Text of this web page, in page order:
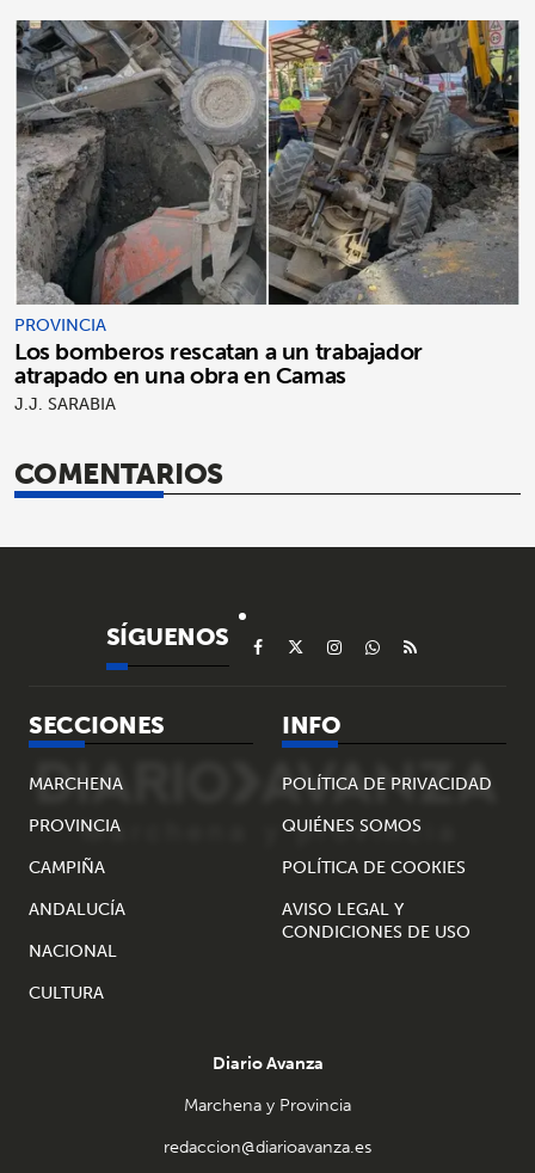
PROVINCIA
Los bomberos rescatan a un trabajador
atrapado en una obra en Camas
J.J. SARABIA
COMENTARIOS
SÍGUENOS
SECCIONES
MARCHENA
PROVINCIA
CAMPIÑA
ANDALUCÍA
NACIONAL
CULTURA
INFO
POLÍTICA DE PRIVACIDAD
QUIÉNES SOMOS
POLÍTICA DE COOKIES
AVISO LEGAL Y
CONDICIONES DE USO
Diario Avanza
Marchena y Provincia
redaccion@diarioavanza.es